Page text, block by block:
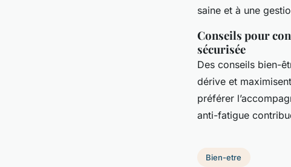
saine et à une
Conseils pour
sécurisée
Des conseils bien-
dérive et
préférer
anti-fatigue
Bien-etre